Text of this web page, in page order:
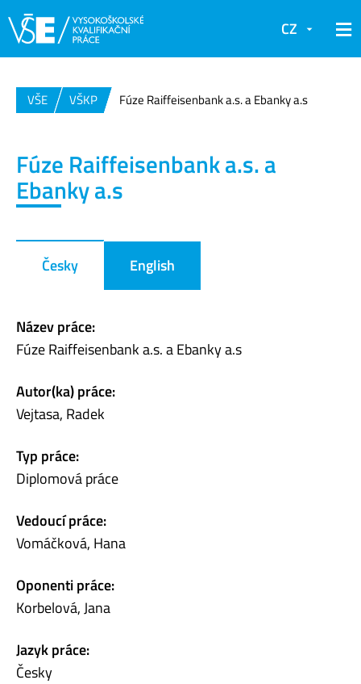
CZ
VŠE VŠKP Fúze Raiffeisenbank a.s. a Ebanky a.s
Fúze Raiffeisenbank a.s. a
Ebanky a.s
Česky English
Název práce:
Fúze Raiffeisenbank a.s. a Ebanky a.s
Autor(ka) práce:
Vejtasa, Radek
Typ práce:
Diplomová práce
Vedoucí práce:
Vomáčková, Hana
Oponenti práce:
Korbelová, Jana
Jazyk práce:
Česky